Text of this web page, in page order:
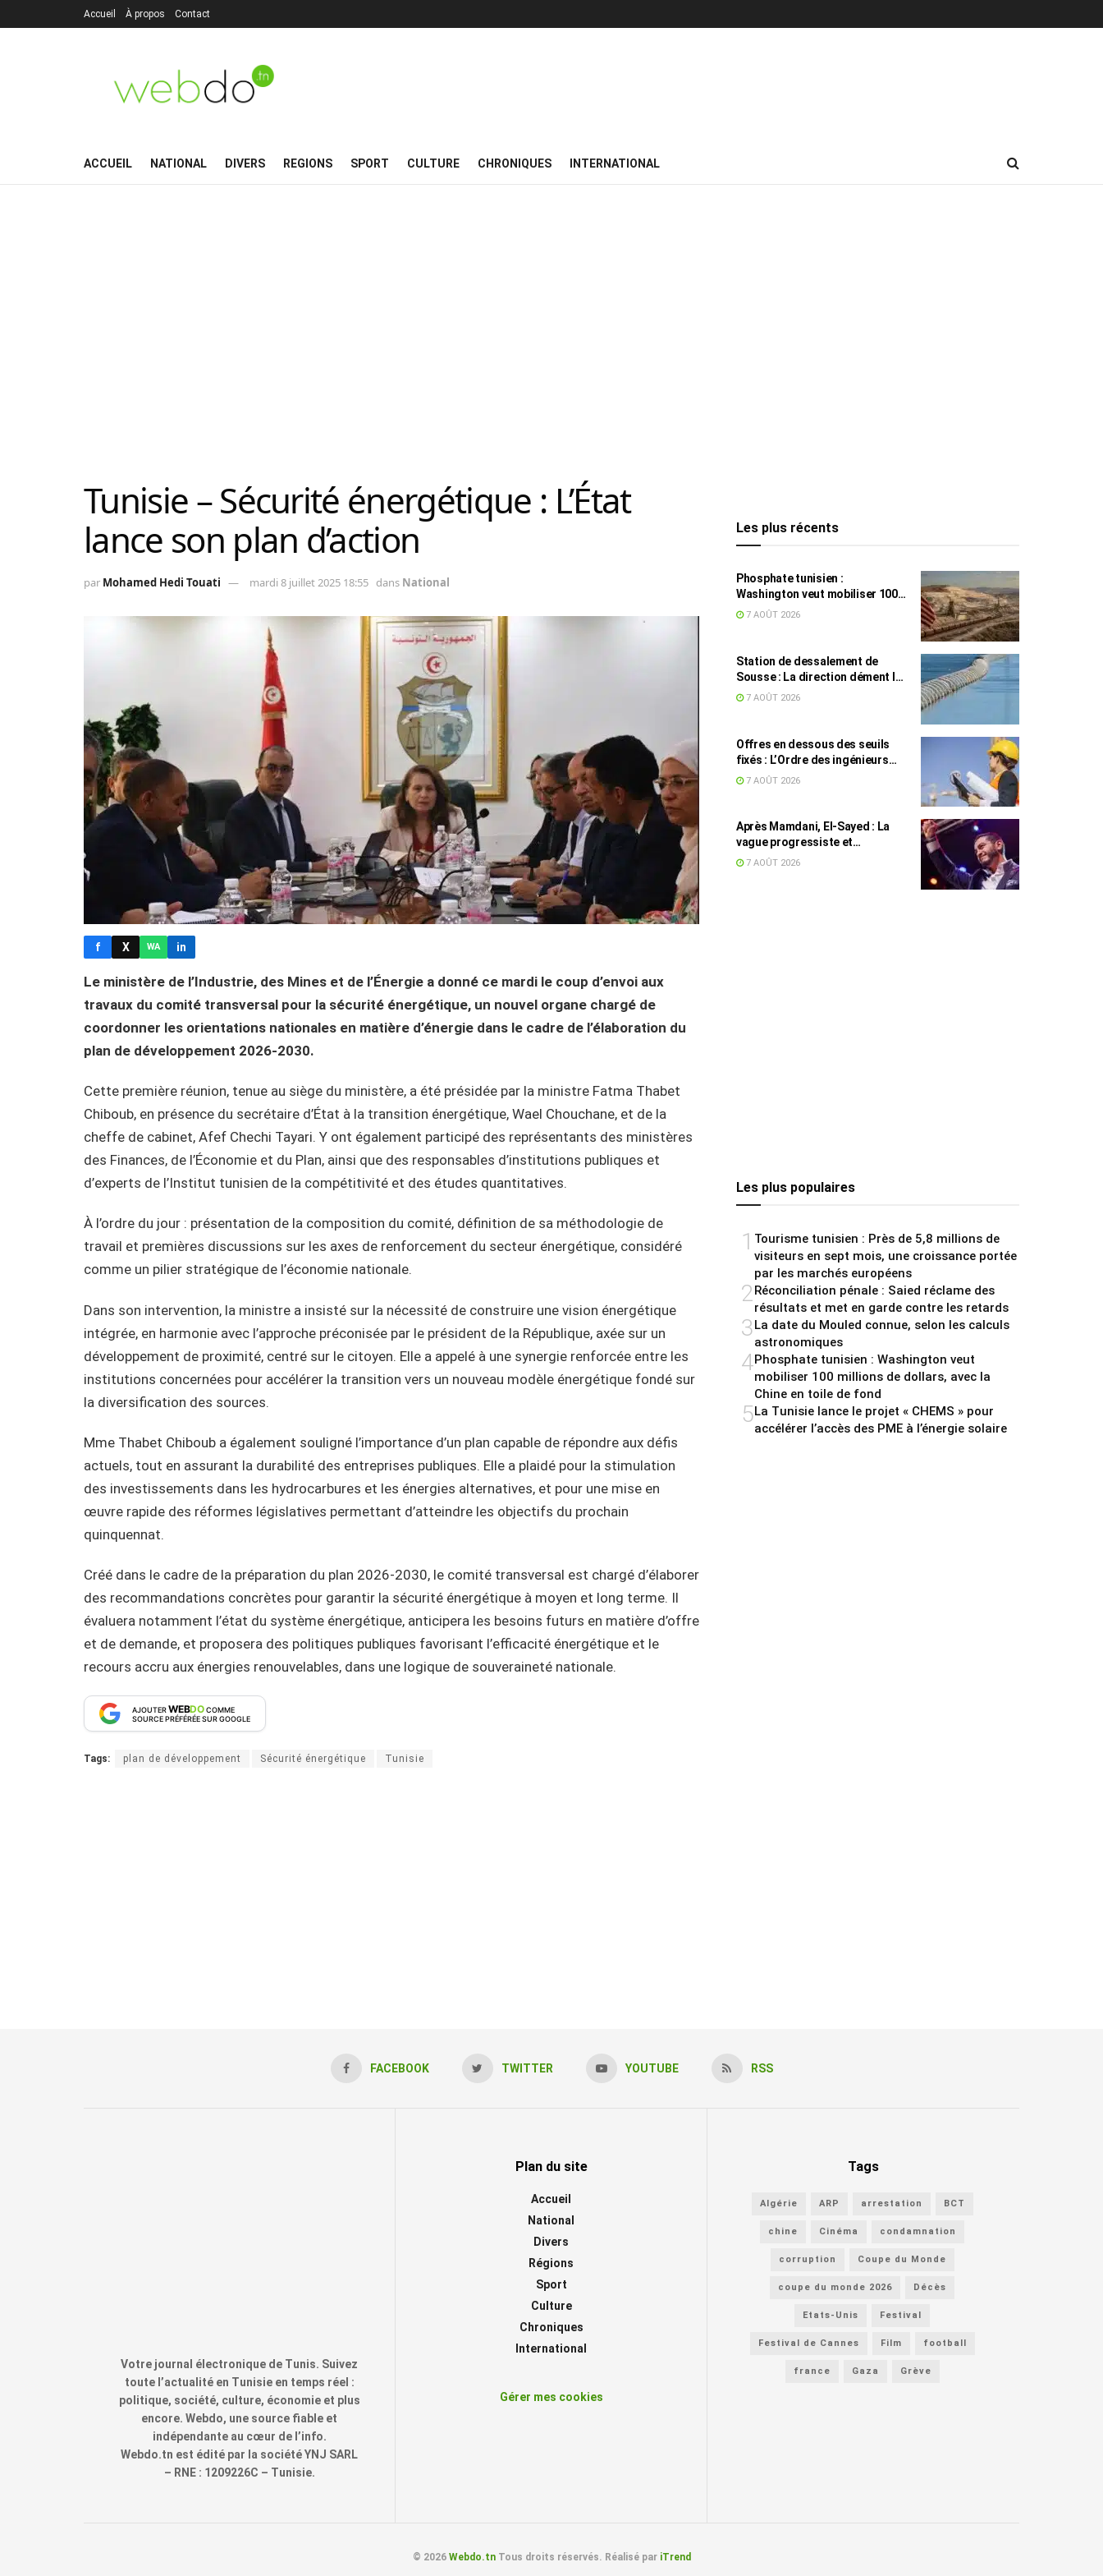
Accueil À propos Contact
ACCUEIL NATIONAL DIVERS REGIONS SPORT CULTURE CHRONIQUES INTERNATIONAL
Tunisie – Sécurité énergétique : L’État
lance son plan d’action
par Mohamed Hedi Touati mardi 8 juillet 2025 18:55 dans National
f X WA in
Le ministère de l’Industrie, des Mines et de l’Énergie a donné ce mardi le coup d’envoi aux
travaux du comité transversal pour la sécurité énergétique, un nouvel organe chargé de
coordonner les orientations nationales en matière d’énergie dans le cadre de l’élaboration du
plan de développement 2026-2030.
Cette première réunion, tenue au siège du ministère, a été présidée par la ministre Fatma Thabet
Chiboub, en présence du secrétaire d’État à la transition énergétique, Wael Chouchane, et de la
cheffe de cabinet, Afef Chechi Tayari. Y ont également participé des représentants des ministères
des Finances, de l’Économie et du Plan, ainsi que des responsables d’institutions publiques et
d’experts de l’Institut tunisien de la compétitivité et des études quantitatives.
À l’ordre du jour : présentation de la composition du comité, définition de sa méthodologie de
travail et premières discussions sur les axes de renforcement du secteur énergétique, considéré
comme un pilier stratégique de l’économie nationale.
Dans son intervention, la ministre a insisté sur la nécessité de construire une vision énergétique
intégrée, en harmonie avec l’approche préconisée par le président de la République, axée sur un
développement de proximité, centré sur le citoyen. Elle a appelé à une synergie renforcée entre les
institutions concernées pour accélérer la transition vers un nouveau modèle énergétique fondé sur
la diversification des sources.
Mme Thabet Chiboub a également souligné l’importance d’un plan capable de répondre aux défis
actuels, tout en assurant la durabilité des entreprises publiques. Elle a plaidé pour la stimulation
des investissements dans les hydrocarbures et les énergies alternatives, et pour une mise en
œuvre rapide des réformes législatives permettant d’atteindre les objectifs du prochain
quinquennat.
Créé dans le cadre de la préparation du plan 2026-2030, le comité transversal est chargé d’élaborer
des recommandations concrètes pour garantir la sécurité énergétique à moyen et long terme. Il
évaluera notamment l’état du système énergétique, anticipera les besoins futurs en matière d’offre
et de demande, et proposera des politiques publiques favorisant l’efficacité énergétique et le
recours accru aux énergies renouvelables, dans une logique de souveraineté nationale.
AJOUTERWEBDOCOMME
SOURCE PRÉFÉRÉE SUR GOOGLE
Tags: plan de développement Sécurité énergétique Tunisie
Les plus récents
Phosphate tunisien :
Washington veut mobiliser 100
millions de dollars, avec la Chine
7 AOÛT 2026
Station de dessalement de
Sousse : La direction dément les
rumeurs sur une eau impropre à
7 AOÛT 2026
Offres en dessous des seuils
fixés : L’Ordre des ingénieurs
hausse le ton
7 AOÛT 2026
Après Mamdani, El-Sayed : La
vague progressiste et
musulmane résiste à l’argent de
7 AOÛT 2026
Les plus populaires
1 Tourisme tunisien : Près de 5,8 millions de
visiteurs en sept mois, une croissance portée
par les marchés européens
2Réconciliation pénale : Saied réclame des
résultats et met en garde contre les retards
3La date du Mouled connue, selon les calculs
astronomiques
4Phosphate tunisien : Washington veut
mobiliser 100 millions de dollars, avec la
Chine en toile de fond
5La Tunisie lance le projet « CHEMS » pour
accélérer l’accès des PME à l’énergie solaire
FACEBOOK TWITTER YOUTUBE RSS
Votre journal électronique de Tunis. Suivez
toute l’actualité en Tunisie en temps réel :
politique, société, culture, économie et plus
encore. Webdo, une source fiable et
indépendante au cœur de l’info.
Webdo.tn est édité par la société YNJ SARL
– RNE : 1209226C – Tunisie.
Plan du site
Accueil
National
Divers
Régions
Sport
Culture
Chroniques
International
Gérer mes cookies
Tags
Algérie ARP arrestation BCT
chine Cinéma condamnation
corruption Coupe du Monde
coupe du monde 2026 Décès
Etats-Unis Festival
Festival de Cannes Film football
france Gaza Grève
© 2026 Webdo.tnTous droits réservés. Réalisé par iTrend